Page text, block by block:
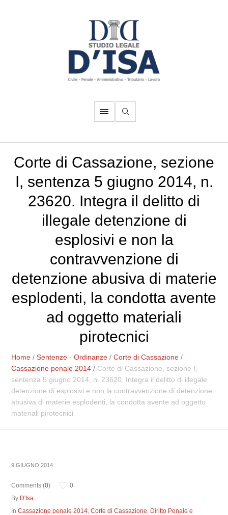
Corte di Cassazione, sezione
I, sentenza 5 giugno 2014, n.
23620. Integra il delitto di
illegale detenzione di
esplosivi e non la
contravvenzione di
detenzione abusiva di materie
esplodenti, la condotta avente
ad oggetto materiali
pirotecnici
Home /Sentenze - Ordinanze /Corte di Cassazione /
Cassazione penale 2014 / Corte di Cassazione, sezione I,
sentenza 5 giugno 2014, n. 23620. Integra il delitto di illegale
detenzione di esplosivi e non la contravvenzione di detenzione
abusiva di materie esplodenti, la condotta avente ad oggetto
materiali pirotecnici
9 GIUGNO 2014
Comments (0)
0
By D'Isa
InCassazione penale 2014,Corte di Cassazione, Diritto Penale e